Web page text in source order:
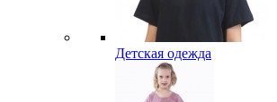
Детская одежда